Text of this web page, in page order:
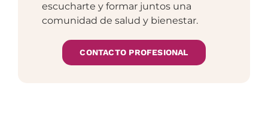
escucharte y formar juntos una
comunidad de salud y bienestar.
CONTACTO PROFESIONAL